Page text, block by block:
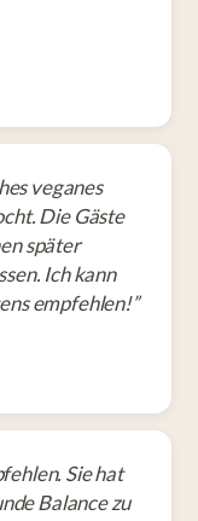
veganes
Die Gäste
später
Ich kann
empfehlen!”
Sie hat
Balance zu